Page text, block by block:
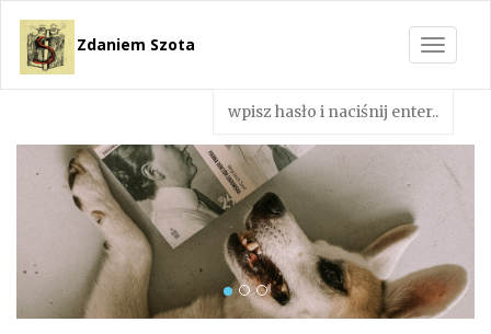
Toggle
Zdaniem Szota